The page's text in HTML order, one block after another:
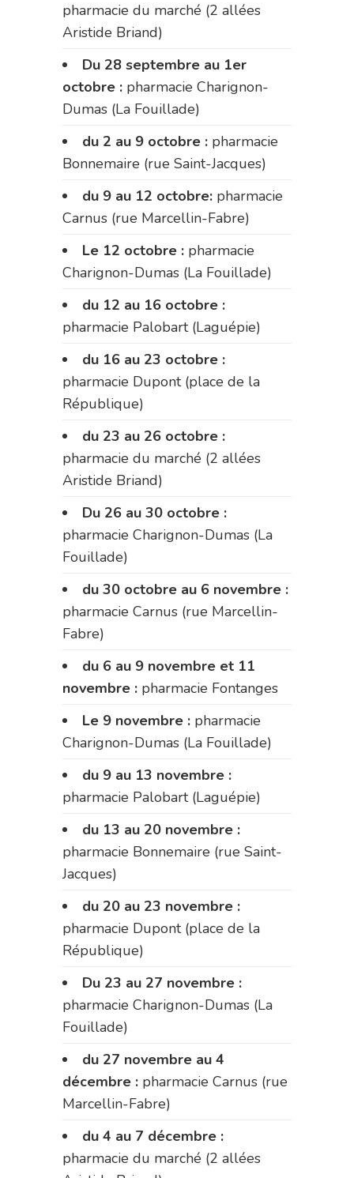
pharmacie du marché (2 allées
Aristide Briand)
Du 28 septembre au 1er
octobre : pharmacie Charignon-
Dumas (La Fouillade)
du 2 au 9 octobre : pharmacie
Bonnemaire (rue Saint-Jacques)
du 9 au 12 octobre: pharmacie
Carnus (rue Marcellin-Fabre)
Le 12 octobre : pharmacie
Charignon-Dumas (La Fouillade)
du 12 au 16 octobre :
pharmacie Palobart (Laguépie)
du 16 au 23 octobre :
pharmacie Dupont (place de la
République)
du 23 au 26 octobre :
pharmacie du marché (2 allées
Aristide Briand)
Du 26 au 30 octobre :
pharmacie Charignon-Dumas (La
Fouillade)
du 30 octobre au 6 novembre :
pharmacie Carnus (rue Marcellin-
Fabre)
du 6 au 9 novembre et 11
novembre : pharmacie Fontanges
Le 9 novembre : pharmacie
Charignon-Dumas (La Fouillade)
du 9 au 13 novembre :
pharmacie Palobart (Laguépie)
du 13 au 20 novembre :
pharmacie Bonnemaire (rue Saint-
Jacques)
du 20 au 23 novembre :
pharmacie Dupont (place de la
République)
Du 23 au 27 novembre :
pharmacie Charignon-Dumas (La
Fouillade)
du 27 novembre au 4
décembre : pharmacie Carnus (rue
Marcellin-Fabre)
du 4 au 7 décembre :
pharmacie du marché (2 allées